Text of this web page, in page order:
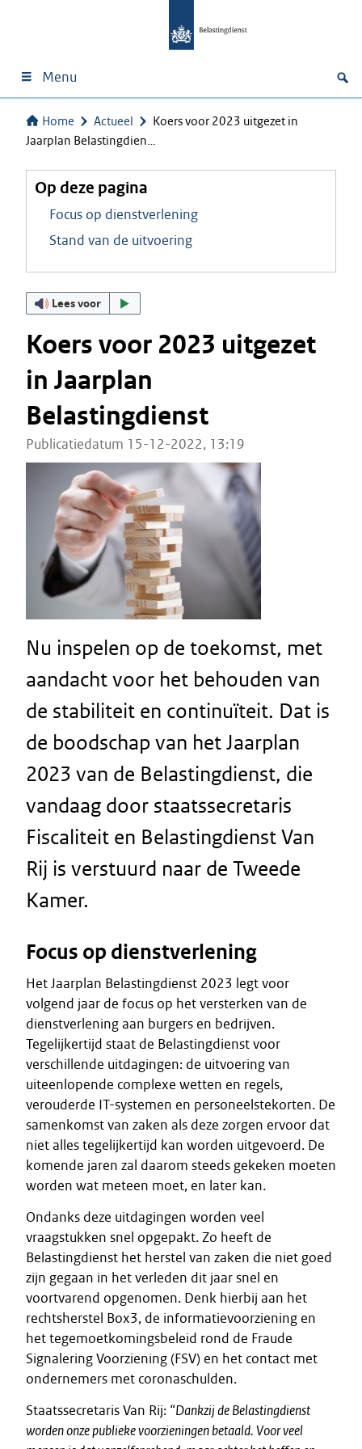
Menu
Home Actueel
Koers voor 2023 uitgezet in
Jaarplan Belastingdien…
Op deze pagina
Focus op dienstverlening
Stand van de uitvoering
Lees voor
Koers voor 2023 uitgezet
in Jaarplan
Belastingdienst
Publicatiedatum 15-12-2022, 13:19
Nu inspelen op de toekomst, met
aandacht voor het behouden van
de stabiliteit en continuïteit. Dat is
de boodschap van het Jaarplan
2023 van de Belastingdienst, die
vandaag door staatssecretaris
Fiscaliteit en Belastingdienst Van
Rij is verstuurd naar de Tweede
Kamer.
Focus op dienstverlening
Het Jaarplan Belastingdienst 2023 legt voor
volgend jaar de focus op het versterken van de
dienstverlening aan burgers en bedrijven.
Tegelijkertijd staat de Belastingdienst voor
verschillende uitdagingen: de uitvoering van
uiteenlopende complexe wetten en regels,
verouderde IT-systemen en personeelstekorten. De
samenkomst van zaken als deze zorgen ervoor dat
niet alles tegelijkertijd kan worden uitgevoerd. De
komende jaren zal daarom steeds gekeken moeten
worden wat meteen moet, en later kan.
Ondanks deze uitdagingen worden veel
vraagstukken snel opgepakt. Zo heeft de
Belastingdienst het herstel van zaken die niet goed
zijn gegaan in het verleden dit jaar snel en
voortvarend opgenomen. Denk hierbij aan het
rechtsherstel Box3, de informatievoorziening en
het tegemoetkomingsbeleid rond de Fraude
Signalering Voorziening (FSV) en het contact met
ondernemers met coronaschulden.
Staatssecretaris Van Rij: “Dankzij de Belastingdienst
worden onze publieke voorzieningen betaald. Voor veel